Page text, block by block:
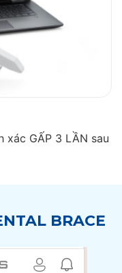
xác GẤP 3 LẦN sau
BRACE